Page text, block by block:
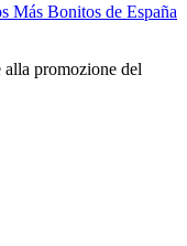
Más Bonitos de España
alla promozione del